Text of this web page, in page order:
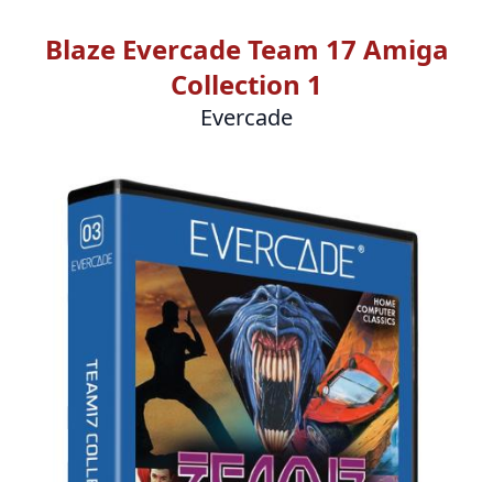
Blaze Evercade Team 17 Amiga
Collection 1
Evercade